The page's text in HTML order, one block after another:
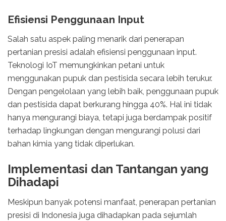
Efisiensi Penggunaan Input
Salah satu aspek paling menarik dari penerapan
pertanian presisi adalah efisiensi penggunaan input.
Teknologi IoT memungkinkan petani untuk
menggunakan pupuk dan pestisida secara lebih terukur.
Dengan pengelolaan yang lebih baik, penggunaan pupuk
dan pestisida dapat berkurang hingga 40%. Hal ini tidak
hanya mengurangi biaya, tetapi juga berdampak positif
terhadap lingkungan dengan mengurangi polusi dari
bahan kimia yang tidak diperlukan.
Implementasi dan Tantangan yang
Dihadapi
Meskipun banyak potensi manfaat, penerapan pertanian
presisi di Indonesia juga dihadapkan pada sejumlah